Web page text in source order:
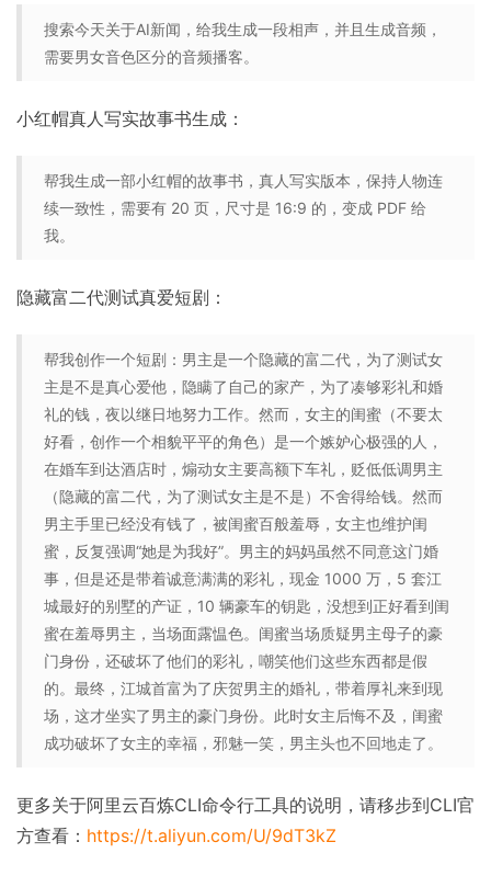
搜索今天关于AI新闻，给我生成一段相声，并且生成音频，
需要男女音色区分的音频播客。
小红帽真人写实故事书生成：
帮我生成一部小红帽的故事书，真人写实版本，保持人物连
续一致性，需要有 20 页，尺寸是 16:9 的，变成 PDF 给
我。
隐藏富二代测试真爱短剧：
帮我创作一个短剧：男主是一个隐藏的富二代，为了测试女
主是不是真心爱他，隐瞒了自己的家产，为了凑够彩礼和婚
礼的钱，夜以继日地努力工作。然而，女主的闺蜜（不要太
好看，创作一个相貌平平的角色）是一个嫉妒心极强的人，
在婚车到达酒店时，煽动女主要高额下车礼，贬低低调男主
（隐藏的富二代，为了测试女主是不是）不舍得给钱。然而
男主手里已经没有钱了，被闺蜜百般羞辱，女主也维护闺
蜜，反复强调“她是为我好”。男主的妈妈虽然不同意这门婚
事，但是还是带着诚意满满的彩礼，现金 1000 万，5 套江
城最好的别墅的产证，10 辆豪车的钥匙，没想到正好看到闺
蜜在羞辱男主，当场面露愠色。闺蜜当场质疑男主母子的豪
门身份，还破坏了他们的彩礼，嘲笑他们这些东西都是假
的。最终，江城首富为了庆贺男主的婚礼，带着厚礼来到现
场，这才坐实了男主的豪门身份。此时女主后悔不及，闺蜜
成功破坏了女主的幸福，邪魅一笑，男主头也不回地走了。
更多关于阿里云百炼CLI命令行工具的说明，请移步到CLI官
方查看： https://t.aliyun.com/U/9dT3kZ